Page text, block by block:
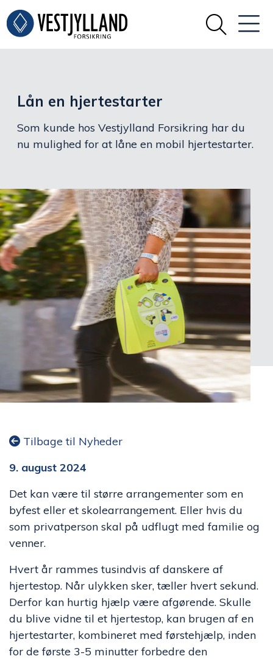
Lån en hjertestarter
Som kunde hos Vestjylland Forsikring har du
nu mulighed for at låne en mobil hjertestarter.
Tilbage til Nyheder
9. august 2024
Det kan være til større arrangementer som en
byfest eller et skolearrangement. Eller hvis du
som privatperson skal på udflugt med familie og
venner.
Hvert år rammes tusindvis af danskere af
hjertestop. Når ulykken sker, tæller hvert sekund.
Derfor kan hurtig hjælp være afgørende. Skulle
du blive vidne til et hjertestop, kan brugen af en
hjertestarter, kombineret med førstehjælp, inden
for de første 3-5 minutter forbedre den